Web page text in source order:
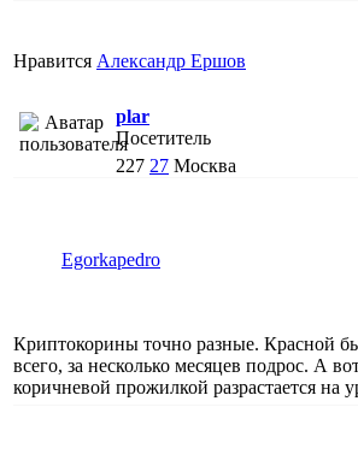
Нравится Александр Ершов
plar
Посетитель
227 27 Москва
Egorkapedro
Криптокорины точно разные. Красной
всего, за несколько месяцев подрос. А
коричневой прожилкой разрастается на